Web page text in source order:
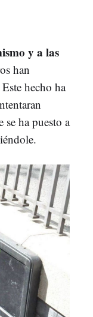
y a las
han
hecho ha
se ha puesto a